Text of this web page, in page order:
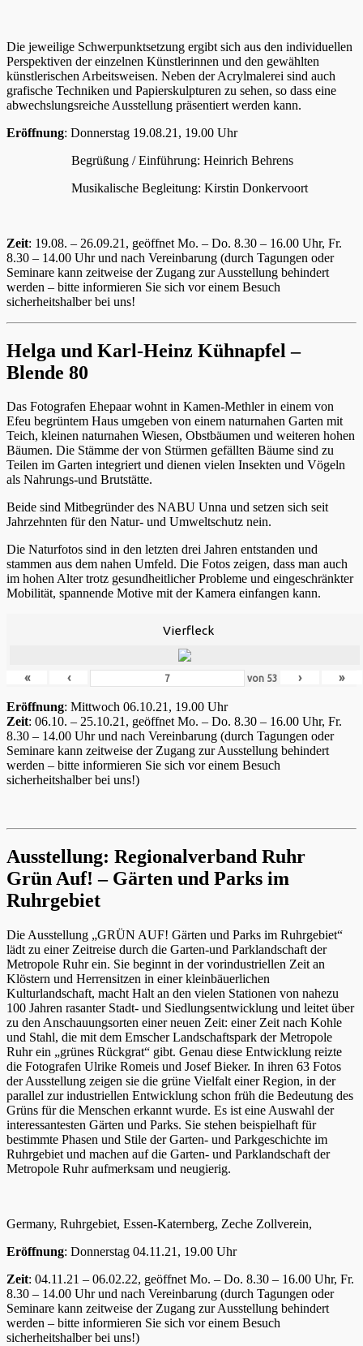
Die jeweilige Schwerpunktsetzung ergibt sich aus den individuellen
Perspektiven der einzelnen Künstlerinnen und den gewählten
künstlerischen Arbeitsweisen. Neben der Acrylmalerei sind auch
grafische Techniken und Papierskulpturen zu sehen, so dass eine
abwechslungsreiche Ausstellung präsentiert werden kann.
Eröffnung: Donnerstag 19.08.21, 19.00 Uhr
Begrüßung / Einführung: Heinrich Behrens
Musikalische Begleitung: Kirstin Donkervoort
Zeit: 19.08. – 26.09.21, geöffnet Mo. – Do. 8.30 – 16.00 Uhr, Fr.
8.30 – 14.00 Uhr und nach Vereinbarung (durch Tagungen oder
Seminare kann zeitweise der Zugang zur Ausstellung behindert
werden – bitte informieren Sie sich vor einem Besuch
sicherheitshalber bei uns!
Helga und Karl-Heinz Kühnapfel –
Blende 80
Das Fotografen Ehepaar wohnt in Kamen-Methler in einem von
Efeu begrüntem Haus umgeben von einem naturnahen Garten mit
Teich, kleinen naturnahen Wiesen, Obstbäumen und weiteren hohen
Bäumen. Die Stämme der von Stürmen gefällten Bäume sind zu
Teilen im Garten integriert und dienen vielen Insekten und Vögeln
als Nahrungs-und Brutstätte.
Beide sind Mitbegründer des NABU Unna und setzen sich seit
Jahrzehnten für den Natur- und Umweltschutz nein.
Die Naturfotos sind in den letzten drei Jahren entstanden und
stammen aus dem nahen Umfeld. Die Fotos zeigen, dass man auch
im hohen Alter trotz gesundheitlicher Probleme und eingeschränkter
Mobilität, spannende Motive mit der Kamera einfangen kann.
Vierfleck
« ‹ von 53 › »
Eröffnung: Mittwoch 06.10.21, 19.00 Uhr
Zeit: 06.10. – 25.10.21, geöffnet Mo. – Do. 8.30 – 16.00 Uhr, Fr.
8.30 – 14.00 Uhr und nach Vereinbarung (durch Tagungen oder
Seminare kann zeitweise der Zugang zur Ausstellung behindert
werden – bitte informieren Sie sich vor einem Besuch
sicherheitshalber bei uns!)
Ausstellung: Regionalverband Ruhr
Grün Auf! – Gärten und Parks im
Ruhrgebiet
Die Ausstellung „GRÜN AUF! Gärten und Parks im Ruhrgebiet“
lädt zu einer Zeitreise durch die Garten-und Parklandschaft der
Metropole Ruhr ein. Sie beginnt in der vorindustriellen Zeit an
Klöstern und Herrensitzen in einer kleinbäuerlichen
Kulturlandschaft, macht Halt an den vielen Stationen von nahezu
100 Jahren rasanter Stadt- und Siedlungsentwicklung und leitet über
zu den Anschauungsorten einer neuen Zeit: einer Zeit nach Kohle
und Stahl, die mit dem Emscher Landschaftspark der Metropole
Ruhr ein „grünes Rückgrat“ gibt. Genau diese Entwicklung reizte
die Fotografen Ulrike Romeis und Josef Bieker. In ihren 63 Fotos
der Ausstellung zeigen sie die grüne Vielfalt einer Region, in der
parallel zur industriellen Entwicklung schon früh die Bedeutung des
Grüns für die Menschen erkannt wurde. Es ist eine Auswahl der
interessantesten Gärten und Parks. Sie stehen beispielhaft für
bestimmte Phasen und Stile der Garten- und Parkgeschichte im
Ruhrgebiet und machen auf die Garten- und Parklandschaft der
Metropole Ruhr aufmerksam und neugierig.
Germany, Ruhrgebiet, Essen-Katernberg, Zeche Zollverein,
Eröffnung: Donnerstag 04.11.21, 19.00 Uhr
Zeit: 04.11.21 – 06.02.22, geöffnet Mo. – Do. 8.30 – 16.00 Uhr, Fr.
8.30 – 14.00 Uhr und nach Vereinbarung (durch Tagungen oder
Seminare kann zeitweise der Zugang zur Ausstellung behindert
werden – bitte informieren Sie sich vor einem Besuch
sicherheitshalber bei uns!)